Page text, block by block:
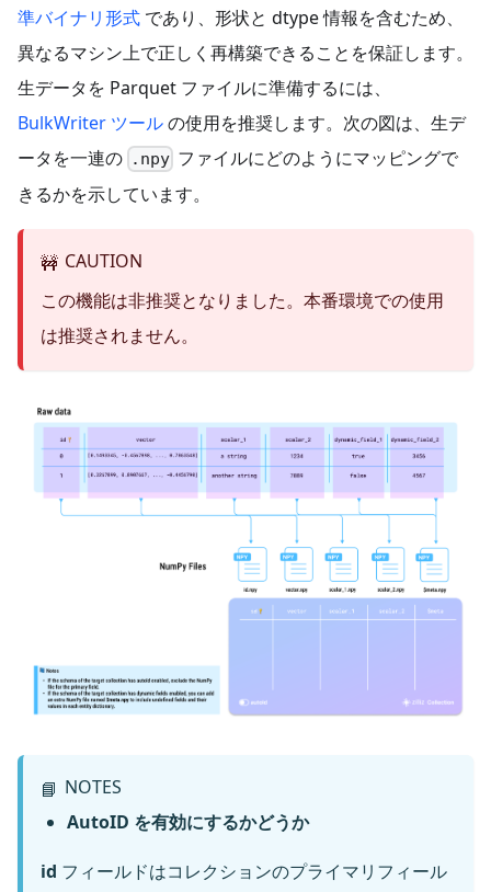
準バイナリ形式 であり、形状と dtype 情報を含むため、
異なるマシン上で正しく再構築できることを保証します。
生データを Parquet ファイルに準備するには、
BulkWriter ツールの使用を推奨します。次の図は、生デ
ータを一連の .npy ファイルにどのようにマッピングで
きるかを示しています。
🚧 CAUTION
この機能は非推奨となりました。本番環境での使用
は推奨されません。
📘 NOTES
AutoID を有効にするかどうか
id フィールドはコレクションのプライマリフィール